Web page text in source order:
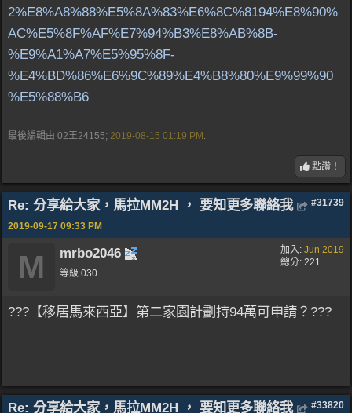
2%E8%A8%88%E5%8A%83%E6%8C%8194%E8%90%
AC%E5%8F%AF%E7%94%B3%E8%AB%8B-
%E9%A1%A7%E5%95%8F-
%E4%BD%86%E6%9C%89%E4%B8%80%E9%99%90
%E5%88%B6
最後編輯由 02王24155; 2019-08-15 01:19 PM .
點讚！
Re: 分享給大家，馬拉MM2H ， 要知更多聯絡我 #31739
2019-09-17 09:33 PM
加入: Jun 2019
總分: 221
M mrbo2046
等級 030
???【移居馬來西亞】第二家園計劃持94萬可申請？???
Re: 分享給大家，馬拉MM2H ， 要知更多聯絡我 #33820